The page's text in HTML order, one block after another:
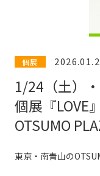
個展
1/24（土）
個展『LOVE
OTSUMO
東京・南青山の